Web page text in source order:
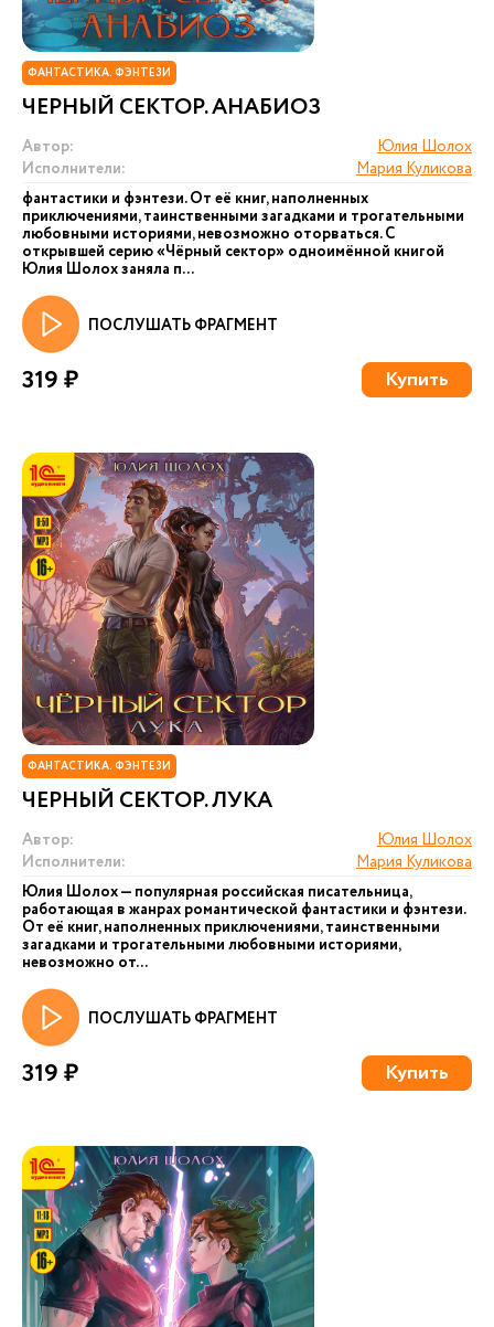
ФАНТАСТИКА. ФЭНТЕЗИ
ЧЕРНЫЙ СЕКТОР. АНАБИОЗ
Автор:
Юлия Шолох
Исполнители:
Мария Куликова
фантастики и фэнтези. От её книг, наполненных
приключениями, таинственными загадками и трогательными
любовными историями, невозможно оторваться. С
открывшей серию «Чёрный сектор» одноимённой книгой
Юлия Шолох заняла п...
ПОСЛУШАТЬ ФРАГМЕНТ
319 ₽ Купить
ФАНТАСТИКА. ФЭНТЕЗИ
ЧЕРНЫЙ СЕКТОР. ЛУКА
Автор:
Юлия Шолох
Исполнители:
Мария Куликова
Юлия Шолох — популярная российская писательница,
работающая в жанрах романтической фантастики и фэнтези.
От её книг, наполненных приключениями, таинственными
загадками и трогательными любовными историями,
невозможно от...
ПОСЛУШАТЬ ФРАГМЕНТ
319 ₽ Купить